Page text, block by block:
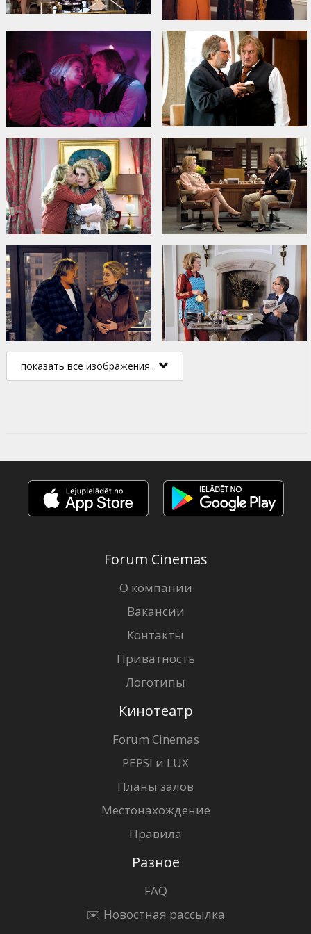
показать все изображения...
Forum Cinemas
О компании
Вакансии
Контакты
Приватность
Логотипы
Кинотеатр
Forum Cinemas
PEPSI и LUX
Планы залов
Местонахождение
Правила
Разное
FAQ
✉️ Новостная рассылка